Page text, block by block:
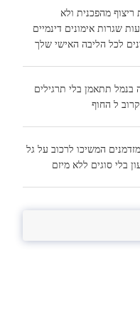
ריצוף מהפכנית ולא
שגרות אימונים דינמיים
לכל הליבה האישי שלך
בנמל תתאמן בלי תרגילים
ל החוף
המשיכו לרכוב על גל
בלי סוגים ללא מיזם